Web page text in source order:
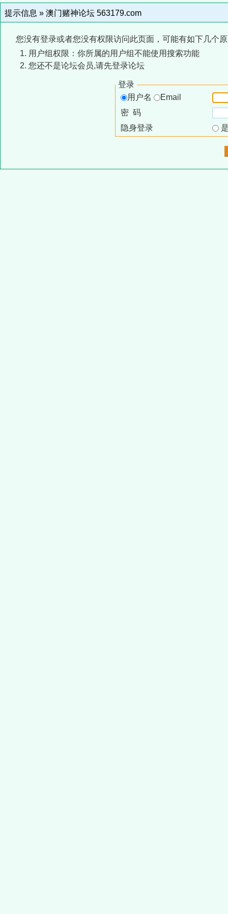
提示信息 » 澳门赌神论坛 563179.com
您没有登录或者您没有权限访问此页面，可能有如下几个
用户组权限：你所属的用户组不能使用搜索功能
您还不是论坛会员,请先登录论坛
登录
用户名
Email
密 码
隐身登录